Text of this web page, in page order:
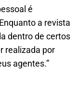
é
a revista
dentro de certos
realizada por
agentes.”